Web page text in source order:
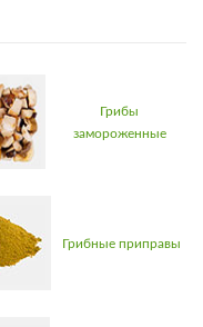
Грибы
замороженные
Грибные приправы